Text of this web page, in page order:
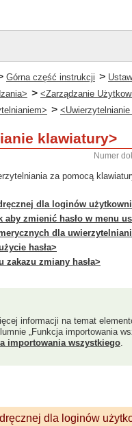
Górna część instrukcji >
> <Zarządzanie
>
klawiatury>
Numer
za pomocą
dla loginów
aby zmienić hasło w menu
dla
hasła>
zakazu zmiany hasła>
informacji na temat
„Funkcja importowania
importowania wszystkiego.
dla loginów